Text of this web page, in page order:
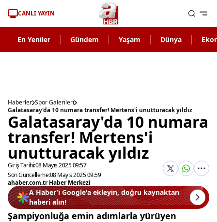
CANLI YAYIN
En Yeniler Gündem Yaşam Dünya
Haberler Spor Galerileri
Galatasaray'da 10 numara transfer! Mertens'i unutturacak yıldız
Galatasaray'da 10 numara
transfer! Mertens'i
unutturacak yıldız
Giriş Tarihi:08 Mayıs 2025 09:57
Son Güncelleme:08 Mayıs 2025 09:59
ahaber.com.tr Haber Merkezi
A Haber’i Google'a ekleyin, doğru kaynaktan
haberi alın!
Şampiyonluğa emin adımlarla yürüyen